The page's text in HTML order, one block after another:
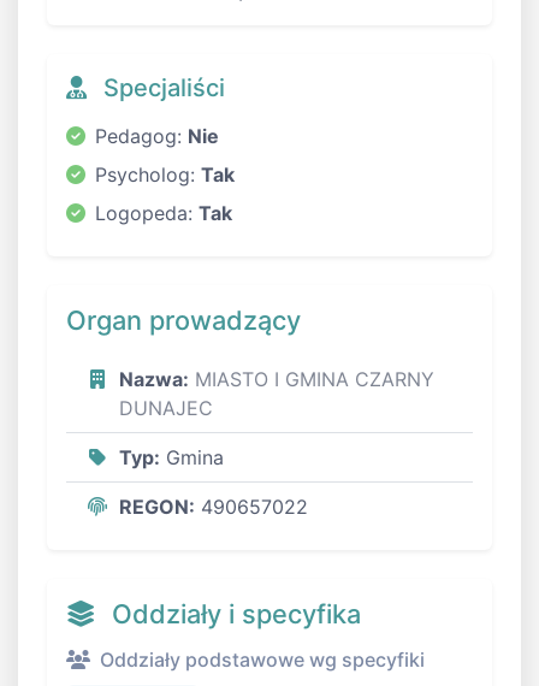
Specjaliści
Pedagog: Nie
Psycholog: Tak
Logopeda: Tak
Organ prowadzący
Nazwa: MIASTO I GMINA CZARNY
DUNAJEC
Typ: Gmina
REGON: 490657022
Oddziały i specyfika
Oddziały podstawowe wg specyfiki